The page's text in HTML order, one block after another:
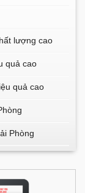
lượng cao
quả cao
quả cao
Phòng